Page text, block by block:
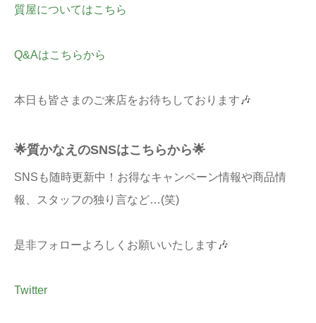
質屋についてはこちら
Q&Aはこちらから
本日も皆さまのご来店をお待ちしております🎶
🌟質かなえのSNSはこちらから🌟
SNSも随時更新中！お得なキャンペーン情報や商品情
報、スタッフの独り言など…(笑)
是非フォローよろしくお願いいたします🎶
Twitter